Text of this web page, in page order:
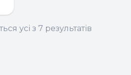
усі з 7 результатів